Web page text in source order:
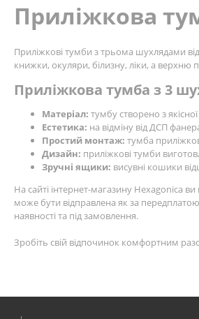
Приліжкова
Приліжкові тумби з трьома шухлядами
книжки, окуляри, білизну, ліки, а верхню
Приліжкова тумба з 3
Матеріал: тумбу створено з
Естетика: на відміну від ДСП
Простий монтаж: тумба
Дизайн: приліжкові тумби
Зручні ящики: висувні кошики
На сайті інтернет-магазину Hexagonіca
може бути відправлена як за
наявності та під замовлення.
Зробіть свій відпочинок комфортним